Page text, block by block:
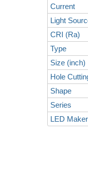
Current
Light
CRI (Ra)
Type
Size (inch)
Hole
Shape
Series
LED Maker